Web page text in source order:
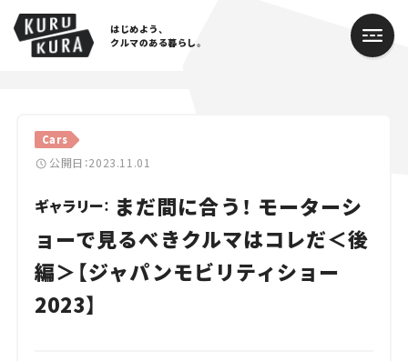
はじめよう、
クルマのある暮らし。
Cars
公開日：2023.11.01
ギャラリー： まだ間に合う！ モーターシ
ョーで見るべきクルマはコレだ＜後
編＞【ジャパンモビリティショー
2023】
Cars
Lifestyle
Traffic
Special